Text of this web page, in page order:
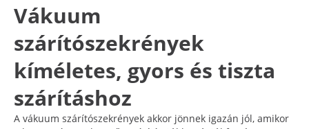
Vákuum
szárítószekrények
kíméletes, gyors és tiszta
szárításhoz
A vákuum szárítószekrények akkor jönnek igazán jól, amikor